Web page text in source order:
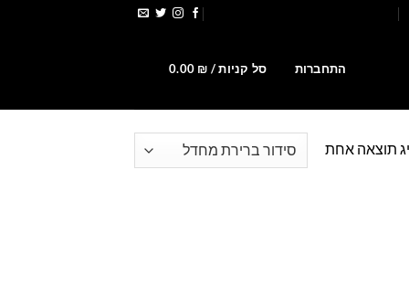
התחברות סל קניות / 0.00 ₪
תוצאה אחת